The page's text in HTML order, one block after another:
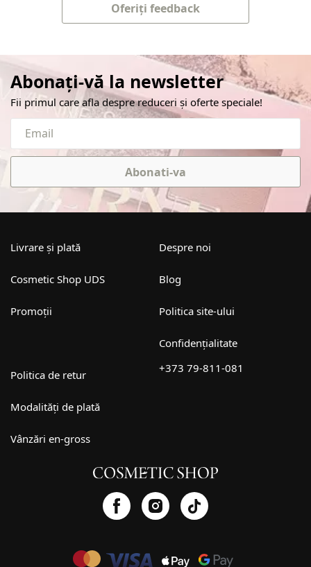
Oferiți feedback
Abonați-vă la newsletter
Fii primul care afla despre reduceri și oferte speciale!
Abonati-va
Livrare și plată
Cosmetic Shop UDS
Promoții
Despre noi
Blog
Politica site-ului
Confidențialitate
Politica de retur
Modalități de plată
Vânzări en-gross
+373 79-811-081